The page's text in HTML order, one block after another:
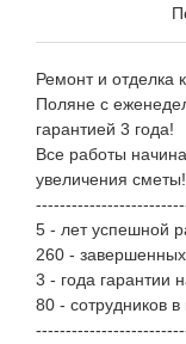
Ремонт и отделка
Поляне с
гарантией 3 года!
Все работы
увеличения сметы!
5 - лет успешной
260 -
3 - года гарантии
80 - сотрудников